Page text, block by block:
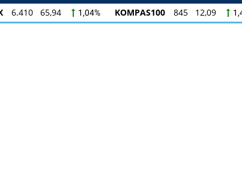
6.410 65,94 1,04% KOMPAS100 845 12,09
845 12,09 1,45% LQ45 640 9,44